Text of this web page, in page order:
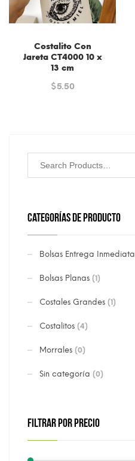
Costalito Con
Jareta CT4000 10 x
13 cm
$5.50
CATEGORÍAS DE PRODUCTO
Bolsas Entrega Inmediata
Bolsas Planas (1)
Costales Grandes (1)
Costalitos (4)
Morrales (0)
Sin categoría (0)
FILTRAR POR PRECIO